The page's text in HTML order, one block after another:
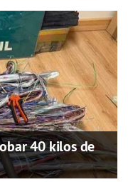
40 kilos de